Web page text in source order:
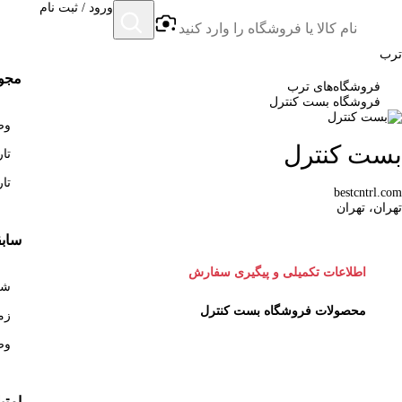
ترب
ورود / ثبت نام
فروشگاه‌های ترب
فروشگاه بست کنترل
بست کنترل
bestcntrl.com
تهران، تهران
اطلاعات تکمیلی و پیگیری سفارش
محصولات فروشگاه بست کنترل